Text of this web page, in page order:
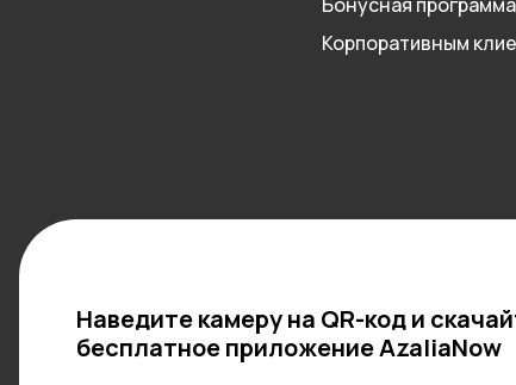
Корпоративным
Наведите камеру на QR-код и
бесплатное приложение AzaliaNow